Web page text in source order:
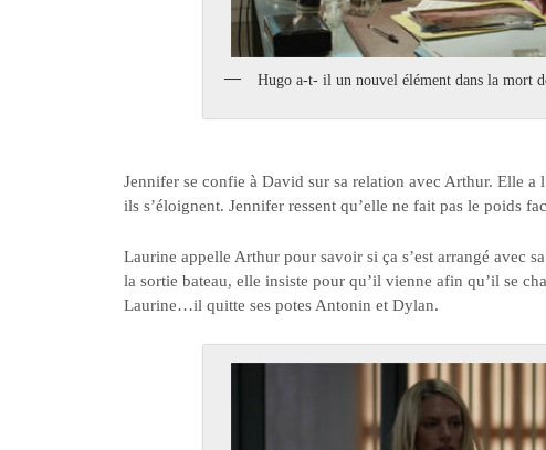
Hugo a-t- il un nouvel élément dans la mort
Jennifer se confie à David sur sa relation avec Arthur. Elle
ils s’éloignent. Jennifer ressent qu’elle ne fait pas le poids
Laurine appelle Arthur pour savoir si ça s’est arrangé avec
la sortie bateau, elle insiste pour qu’il vienne afin qu’il se
Laurine…il quitte ses potes Antonin et Dylan.